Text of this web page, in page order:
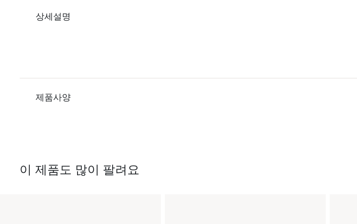
상세설명
제품사양
이 제품도 많이 팔려요